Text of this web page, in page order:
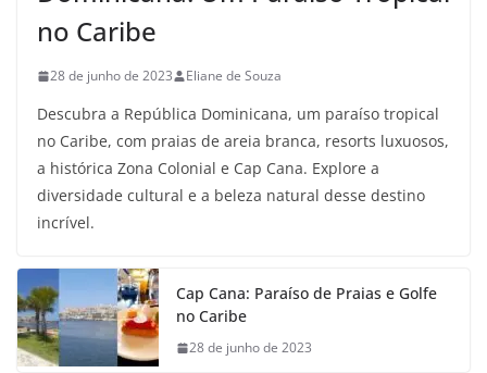
no Caribe
28 de junho de 2023 Eliane de Souza
Descubra a República Dominicana, um paraíso tropical
no Caribe, com praias de areia branca, resorts luxuosos,
a histórica Zona Colonial e Cap Cana. Explore a
diversidade cultural e a beleza natural desse destino
incrível.
Cap Cana: Paraíso de Praias e Golfe
no Caribe
28 de junho de 2023